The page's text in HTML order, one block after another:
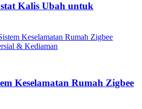
Kalis Ubah untuk
Keselamatan Rumah Zigbee